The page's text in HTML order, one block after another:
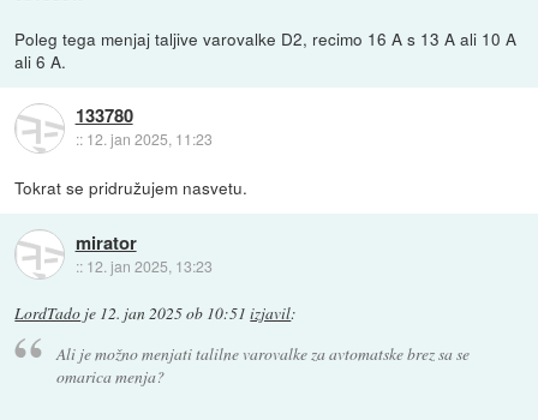
Poleg tega menjaj taljive varovalke D2, recimo 16 A s 13 A ali 10 A
ali 6 A.
133780
:: 12. jan 2025, 11:23
Tokrat se pridružujem nasvetu.
mirator
:: 12. jan 2025, 13:23
LordTado je 12. jan 2025 ob 10:51 izjavil:
Ali je možno menjati talilne varovalke za avtomatske brez sa se
omarica menja?